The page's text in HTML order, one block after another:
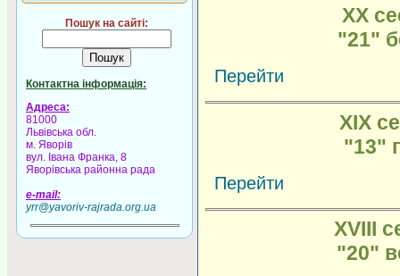
Пошук на сайті:
Контактна інформація:
Адреса:
81000
Львівська обл.
м. Яворів
вул. Івана Франка, 8
Яворівська районна рада
e-mail:
yrr@yavoriv-rajrada.org.ua
XX
"21"
Перейти
XIX
"13"
Перейти
XVIII
"20"